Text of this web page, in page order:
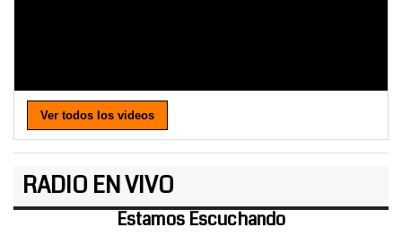
Ver todos los videos
RADIO EN VIVO
Estamos Escuchando